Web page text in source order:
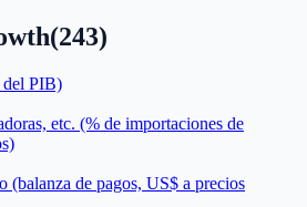
(243)
del PIB)
etc. (% de importaciones de
(balanza de pagos, US$ a precios